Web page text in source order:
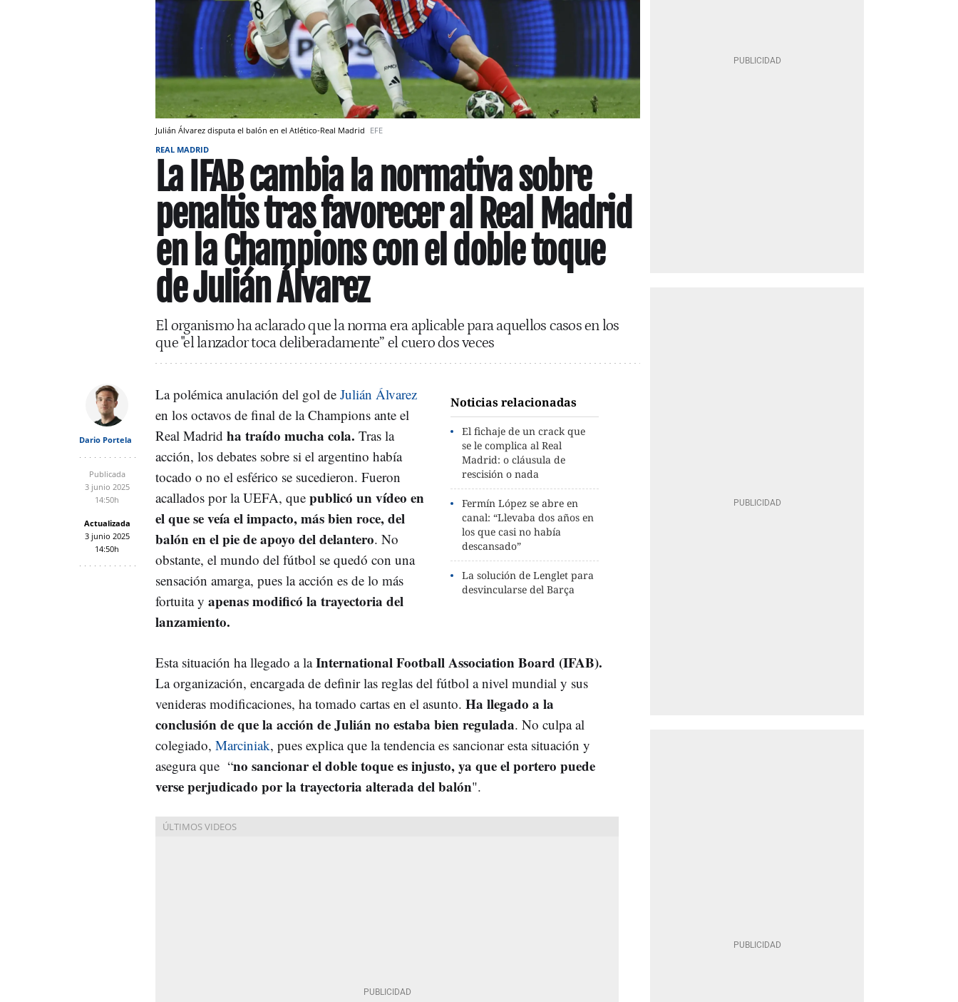
Julián Álvarez disputa el balón en el Atlético-Real Madrid EFE
REAL MADRID
La IFAB cambia la normativa sobre
penaltis tras favorecer al Real Madrid
en la Champions con el doble toque
de Julián Álvarez
El organismo ha aclarado que la norma era aplicable para aquellos casos en los
que "el lanzador toca deliberadamente” el cuero dos veces
Dario Portela
Publicada
3 junio 2025
14:50h
Actualizada
3 junio 2025
14:50h
Noticias relacionadas
El fichaje de un crack que
se le complica al Real
Madrid: o cláusula de
rescisión o nada
Fermín López se abre en
canal: “Llevaba dos años en
los que casi no había
descansado”
La solución de Lenglet para
desvincularse del Barça
La polémica anulación del gol de Julián Álvarez
en los octavos de final de la Champions ante el
Real Madrid ha traído mucha cola. Tras la
acción, los debates sobre si el argentino había
tocado o no el esférico se sucedieron. Fueron
acallados por la UEFA, que publicó un vídeo en
el que se veía el impacto, más bien roce, del
balón en el pie de apoyo del delantero. No
obstante, el mundo del fútbol se quedó con una
sensación amarga, pues la acción es de lo más
fortuita y apenas modificó la trayectoria del
lanzamiento.
Esta situación ha llegado a laInternational Football Association Board (IFAB).
La organización, encargada de definir las reglas del fútbol a nivel mundial y sus
venideras modificaciones, ha tomado cartas en el asunto. Ha llegado a la
conclusión de que la acción de Julián no estaba bien regulada. No culpa al
colegiado, Marciniak, pues explica que la tendencia es sancionar esta situación y
asegura que “no sancionar el doble toque es injusto, ya que el portero puede
verse perjudicado por la trayectoria alterada del balón".